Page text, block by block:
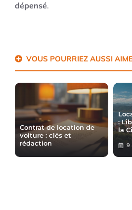
dépensé.
VOUS POURRIEZ AUSSI
Contrat de location de
voiture : clés et
rédaction
:
la
9